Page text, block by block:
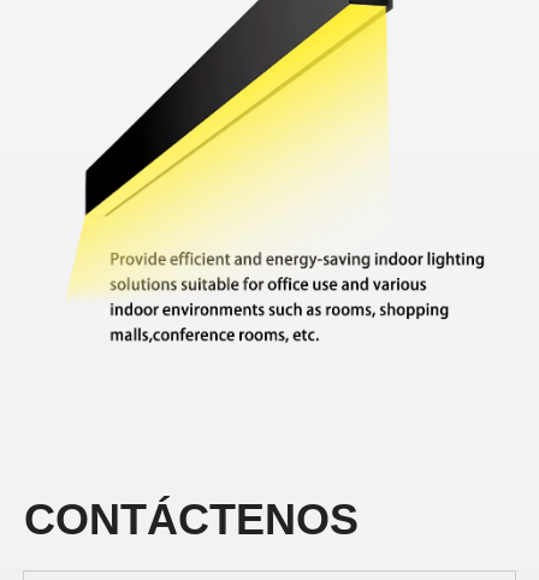
CONTÁCTENOS